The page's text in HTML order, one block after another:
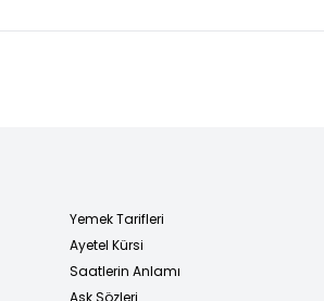
Yemek Tarifleri
Ayetel Kürsi
Saatlerin Anlamı
Aşk Sözleri